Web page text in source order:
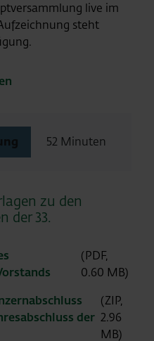
live im
steht
52 Minuten
zu den
der 33.
(PDF,
0.60 MB)
der
(ZIP,
2.96
MB)